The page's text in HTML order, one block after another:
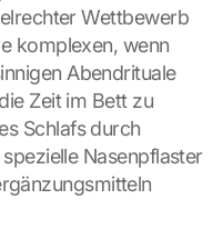
Wettbewerb
komplexen, wenn
Abendrituale
Zeit im Bett zu
Schlafs durch
Nasenpflaster